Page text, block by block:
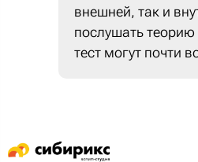
внешней, так и
послушать
тест могут почти